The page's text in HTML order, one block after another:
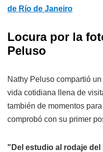
de Río de Janeiro
Locura por la
Peluso
Nathy Peluso compartió
vida cotidiana llena de
también de momentos
comprobó con su primer
"Del estudio al rodaje